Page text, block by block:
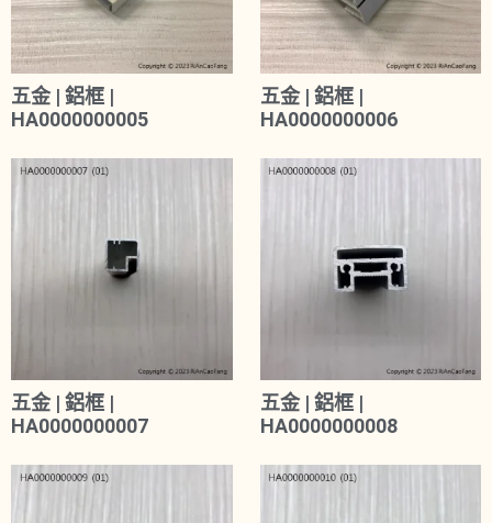
五金 | 鋁框 |
HA0000000005
五金 | 鋁框 |
HA0000000006
五金 | 鋁框 |
HA0000000007
五金 | 鋁框 |
HA0000000008